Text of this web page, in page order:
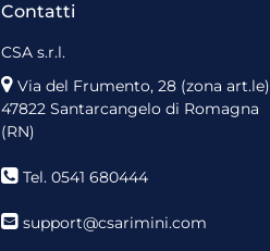
Contatti
CSA s.r.l.
Via del Frumento, 28 (zona art.le)
47822 Santarcangelo di Romagna
(RN)
Tel. 0541 680444
support@csarimini.com